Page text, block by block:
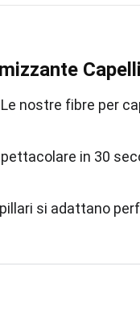
Le nostre fibre per
in 30
si adattano